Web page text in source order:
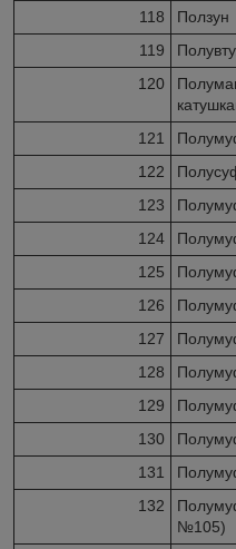
118
Ползун
119
120
121
122
123
124
125
126
127
128
129
130
131
132
№105)